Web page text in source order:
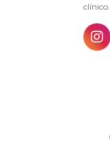
clínico.